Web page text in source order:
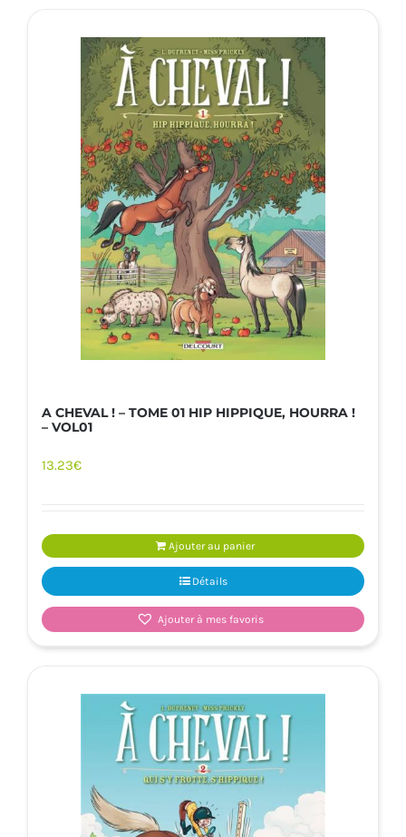
A CHEVAL ! – TOME 01 HIP HIPPIQUE, HOURRA !
– VOL01
13.23€
Ajouter au panier
Détails
Ajouter à mes favoris